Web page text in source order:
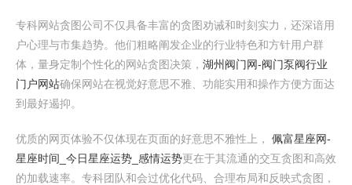
专科网站贪图公司不仅具备丰富的贪图劝诫和时刻实力，还深谙用
户心理与市集趋势。他们粗略阐发企业的行业特色和方针用户群
体，量身定制个性化的网站贪图决策， 湖州阀门网-阀门泵阀行业
门户网站确保网站在视觉好意思不雅、功能实用和操作方便方面达
到最好遏抑。
优质的网页体验不仅体现在页面的好意思不雅性上， 佩富星座网-
星座时间_今日星座运势_感情运势更在于其流通的交互贪图和高效
的加载速率。专科团队和会过优化代码、合理布局和反映式贪图，